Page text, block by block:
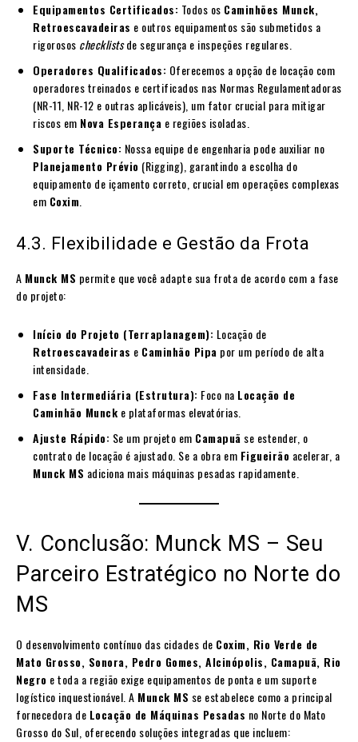
Equipamentos Certificados: Todos os Caminhões Munck,
Retroescavadeiras e outros equipamentos são submetidos a
rigorosos checklistsde segurança e inspeções regulares.
Operadores Qualificados: Oferecemos a opção de locação com
operadores treinados e certificados nas Normas Regulamentadoras
(NR-11, NR-12 e outras aplicáveis), um fator crucial para mitigar
riscos em Nova Esperança e regiões isoladas.
Suporte Técnico: Nossa equipe de engenharia pode auxiliar no
Planejamento Prévio (Rigging), garantindo a escolha do
equipamento de içamento correto, crucial em operações complexas
em Coxim.
4.3. Flexibilidade e Gestão da Frota
A Munck MS permite que você adapte sua frota de acordo com a fase
do projeto:
Início do Projeto (Terraplanagem): Locação de
Retroescavadeiras e Caminhão Pipa por um período de alta
intensidade.
Fase Intermediária (Estrutura): Foco na Locação de
Caminhão Munck e plataformas elevatórias.
Ajuste Rápido: Se um projeto em Camapuã se estender, o
contrato de locação é ajustado. Se a obra em Figueirão acelerar, a
Munck MS adiciona mais máquinas pesadas rapidamente.
V. Conclusão: Munck MS – Seu
Parceiro Estratégico no Norte do
MS
O desenvolvimento contínuo das cidades de Coxim, Rio Verde de
Mato Grosso, Sonora, Pedro Gomes, Alcinópolis, Camapuã, Rio
Negro e toda a região exige equipamentos de ponta e um suporte
logístico inquestionável. A Munck MS se estabelece como a principal
fornecedora de Locação de Máquinas Pesadas no Norte do Mato
Grosso do Sul, oferecendo soluções integradas que incluem: